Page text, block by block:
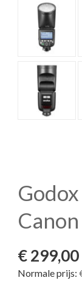
Canon
€ 299,00
Normale prijs: